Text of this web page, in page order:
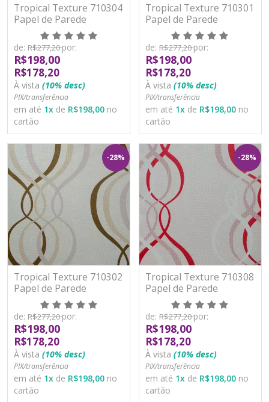
Tropical Texture 710304
Papel de Parede
Moderno Vinílico
Lavável
de: R$277,20por:
R$198,00
R$178,20
À vista (10% desc)
PIX/transferência
em até 1x de R$198,00 no
cartão
Tropical Texture 710301
Papel de Parede
Moderno Vinílico
Lavável
de: R$277,20por:
R$198,00
R$178,20
À vista (10% desc)
PIX/transferência
em até 1x de R$198,00 no
cartão
-28%
Tropical Texture 710302
Papel de Parede
Moderno Vinílico
Lavável
de: R$277,20por:
R$198,00
R$178,20
À vista (10% desc)
PIX/transferência
em até 1x de R$198,00 no
cartão
-28%
Tropical Texture 710308
Papel de Parede
Moderno Vinílico
Lavável
de: R$277,20por:
R$198,00
R$178,20
À vista (10% desc)
PIX/transferência
em até 1x de R$198,00 no
cartão